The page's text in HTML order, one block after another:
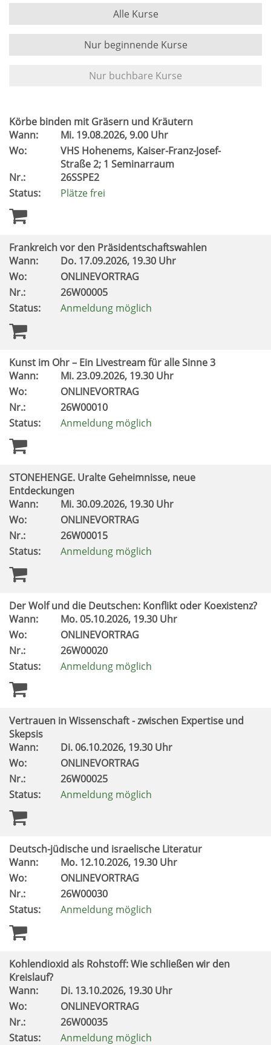
Alle Kurse
Nur beginnende Kurse
Nur buchbare Kurse
Körbe binden mit Gräsern und Kräutern
Wann:
Mi. 19.08.2026, 9.00 Uhr
Wo:
VHS Hohenems, Kaiser-Franz-Josef-
Straße 2; 1 Seminarraum
Nr.:
26SSPE2
Status:
Plätze frei
Frankreich vor den Präsidentschaftswahlen
Wann:
Do. 17.09.2026, 19.30 Uhr
Wo:
ONLINEVORTRAG
Nr.:
26W00005
Status:
Anmeldung möglich
Kunst im Ohr – Ein Livestream für alle Sinne 3
Wann:
Mi.23.09.2026, 19.30 Uhr
Wo:
ONLINEVORTRAG
Nr.:
26W00010
Status:
Anmeldung möglich
STONEHENGE. Uralte Geheimnisse, neue
Entdeckungen
Wann:
Mi.30.09.2026, 19.30 Uhr
Wo:
ONLINEVORTRAG
Nr.:
26W00015
Status:
Anmeldung möglich
Der Wolf und die Deutschen: Konflikt oder Koexistenz?
Wann:
Mo.05.10.2026, 19.30 Uhr
Wo:
ONLINEVORTRAG
Nr.:
26W00020
Status:
Anmeldung möglich
Vertrauen in Wissenschaft - zwischen Expertise und
Skepsis
Wann:
Di.06.10.2026, 19.30 Uhr
Wo:
ONLINEVORTRAG
Nr.:
26W00025
Status:
Anmeldung möglich
Deutsch-jüdische und israelische Literatur
Wann:
Mo. 12.10.2026, 19.30 Uhr
Wo:
ONLINEVORTRAG
Nr.:
26W00030
Status:
Anmeldung möglich
Kohlendioxid als Rohstoff: Wie schließen wir den
Kreislauf?
Wann:
Di. 13.10.2026, 19.30 Uhr
Wo:
ONLINEVORTRAG
Nr.:
26W00035
Status:
Anmeldung möglich